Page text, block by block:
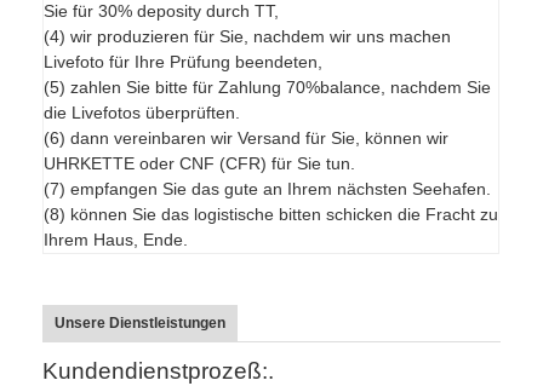
Sie für 30% deposity durch TT,
(4) wir produzieren für Sie, nachdem wir uns machen
Livefoto für Ihre Prüfung beendeten,
(5) zahlen Sie bitte für Zahlung 70%balance, nachdem Sie
die Livefotos überprüften.
(6) dann vereinbaren wir Versand für Sie, können wir
UHRKETTE oder CNF (CFR) für Sie tun.
(7) empfangen Sie das gute an Ihrem nächsten Seehafen.
(8) können Sie das logistische bitten schicken die Fracht zu
Ihrem Haus, Ende.
Unsere Dienstleistungen
Kundendienstprozeß:.